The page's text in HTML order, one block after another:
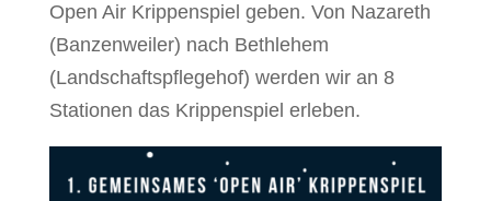
Open Air Krippenspiel geben. Von Nazareth
(Banzenweiler) nach Bethlehem
(Landschaftspflegehof) werden wir an 8
Stationen das Krippenspiel erleben.